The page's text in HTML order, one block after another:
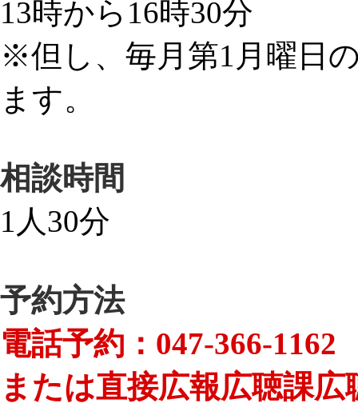
13時から16時30分
※但し、毎月第1月曜日
ます。
相談時間
1人30分
予約方法
電話予約：047-366-1162
または直接広報広聴課